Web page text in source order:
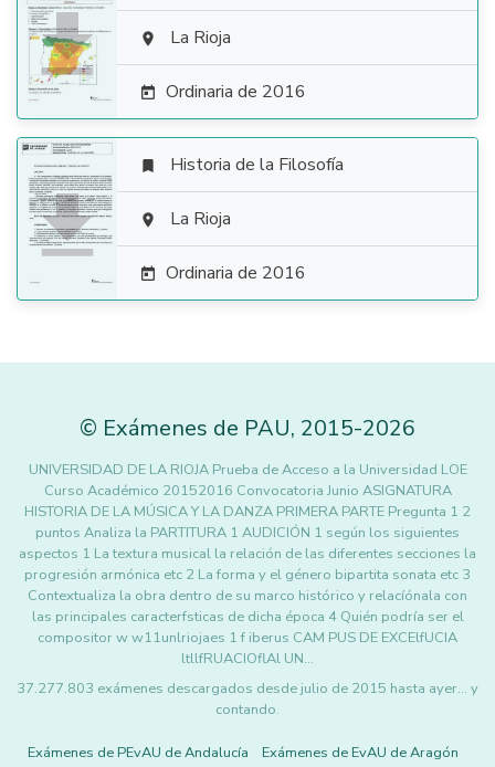
  La Rioja
 Ordinaria de 2016

 Historia de la Filosofía
 La Rioja
 Ordinaria de 2016
© Exámenes de PAU, 2015-2026
UNIVERSIDAD DE LA RIOJA Prueba de Acceso a la Universidad LOE
Curso Académico 20152016 Convocatoria Junio ASIGNATURA
HISTORIA DE LA MÚSICA Y LA DANZA PRIMERA PARTE Pregunta 1 2
puntos Analiza la PARTITURA 1 AUDICIÓN 1 según los siguientes
aspectos 1 La textura musical la relación de las diferentes secciones la
progresión armónica etc 2 La forma y el género bipartita sonata etc 3
Contextualiza la obra dentro de su marco histórico y relacíónala con
las principales caracterfsticas de dicha época 4 Quién podría ser el
compositor w w11unlriojaes 1 f iberus CAM PUS DE EXCElfUCIA
ltllfRUACIOflAl UN…
37.277.803 exámenes descargados desde julio de 2015 hasta ayer... y
contando.
Exámenes de PEvAU de Andalucía
Exámenes de EvAU de Aragón